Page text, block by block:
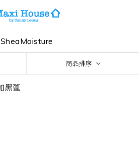
SheaMoisture
商品排序